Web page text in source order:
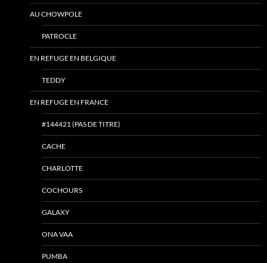
AU CHOWPOLE
PATROCLE
EN REFUGE EN BELGIQUE
TEDDY
EN REFUGE EN FRANCE
#144421 (PAS DE TITRE)
CACHE
CHARLOTTE
COCHOURS
GALAXY
ONA VAA
PUMBA